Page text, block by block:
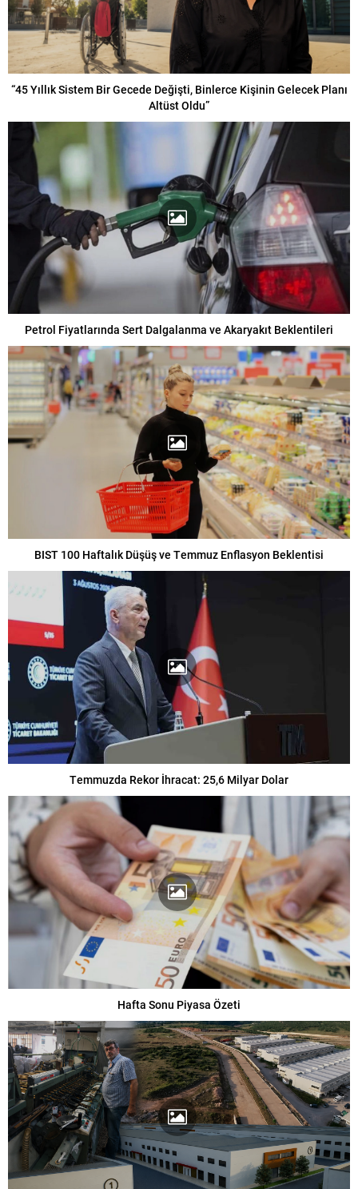
“45 Yıllık Sistem Bir Gecede Değişti, Binlerce Kişinin Gelecek Planı
Altüst Oldu”
Petrol Fiyatlarında Sert Dalgalanma ve Akaryakıt Beklentileri
BIST 100 Haftalık Düşüş ve Temmuz Enflasyon Beklentisi
Temmuzda Rekor İhracat: 25,6 Milyar Dolar
Hafta Sonu Piyasa Özeti